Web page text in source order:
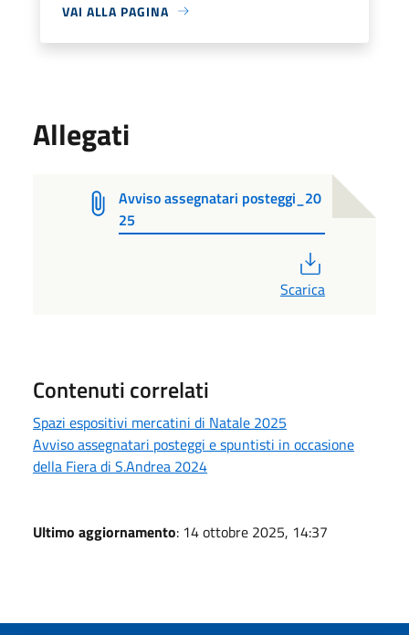
VAI ALLA PAGINA
Allegati
Avviso assegnatari posteggi_20
25
Scarica
Contenuti correlati
Spazi espositivi mercatini di Natale 2025
Avviso assegnatari posteggi e spuntisti in occasione
della Fiera di S.Andrea 2024
Ultimo aggiornamento: 14 ottobre 2025, 14:37